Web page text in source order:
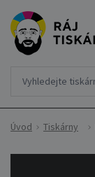
Úvod Tiskárny